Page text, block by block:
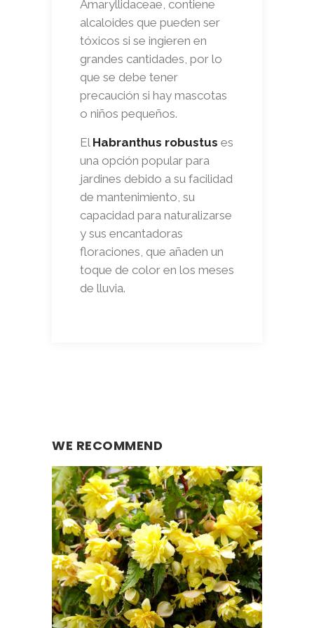
Amaryllidaceae, contiene
alcaloides que pueden ser
tóxicos si se ingieren en
grandes cantidades, por lo
que se debe tener
precaución si hay mascotas
o niños pequeños.
El Habranthus robustus es
una opción popular para
jardines debido a su facilidad
de mantenimiento, su
capacidad para naturalizarse
y sus encantadoras
floraciones, que añaden un
toque de color en los meses
de lluvia.
WE RECOMMEND